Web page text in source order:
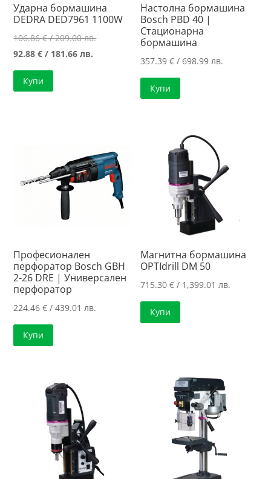
Ударна бормашина
DEDRA DED7961 1100W
106.86€/ 209.00 лв.Original
92.88€ / 181.66 лв.
Купи
Настолна бормашина
Bosch PBD 40 |
Стационарна
бормашина
357.39€ / 698.99 лв.
Купи
Професионален
перфоратор Bosch GBH
2-26 DRE | Универсален
перфоратор
224.46€ / 439.01 лв.
Купи
Магнитна бормашина
OPTIdrill DM 50
715.30€ / 1,399.01 лв.
Купи